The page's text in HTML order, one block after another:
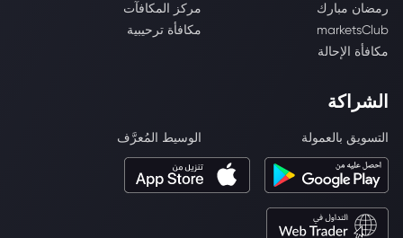
رمضان مبارك
مركز المكافآت
marketsClub
مكافأة ترحيبية
مكافأة الإحالة
الشراكة
التسويق بالعمولة الوسيط المُعرَّف